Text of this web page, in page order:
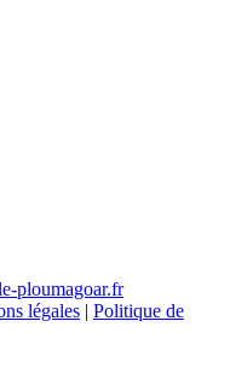
ploumagoar.fr
légales | Politique de